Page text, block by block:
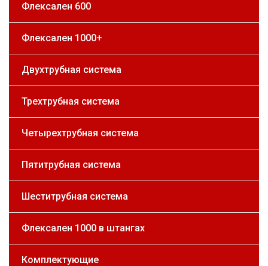
Флексален 600
Флексален 1000+
Двухтрубная система
Трехтрубная система
Четырехтрубная система
Пятитрубная система
Шеститрубная система
Флексален 1000 в штангах
Комплектующие